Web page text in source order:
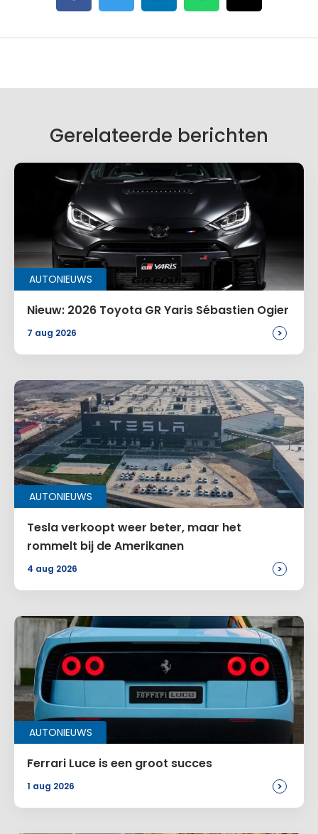
Gerelateerde berichten
AUTONIEUWS
Nieuw: 2026 Toyota GR Yaris Sébastien Ogier
7 aug 2026 >
AUTONIEUWS
Tesla verkoopt weer beter, maar het
rommelt bij de Amerikanen
4 aug 2026 >
AUTONIEUWS
Ferrari Luce is een groot succes
1 aug 2026 >